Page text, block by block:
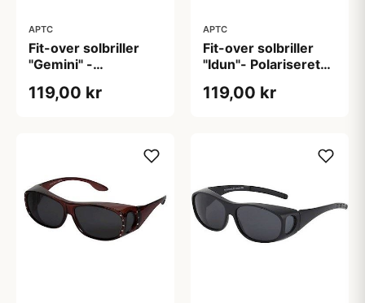
APTC
Fit-over solbriller
"Gemini" -
H: 4cm)
119,00 kr
APTC
Fit-over solbriller
"Idun"- Polariseret
119,00 kr